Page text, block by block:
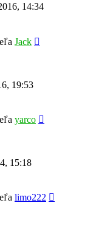
14:34
Jack
19:53
yarco
15:18
limo222